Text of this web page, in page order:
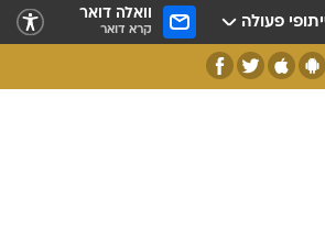
פעולה וואלה דואר
קרא דואר